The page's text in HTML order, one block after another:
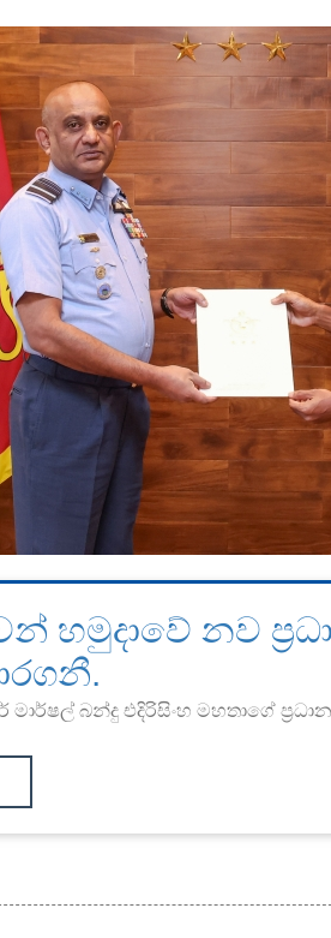
හමුදාවේ නව
මාර්ෂල් බන්දු එදිරිසිංහ මහතාගේ